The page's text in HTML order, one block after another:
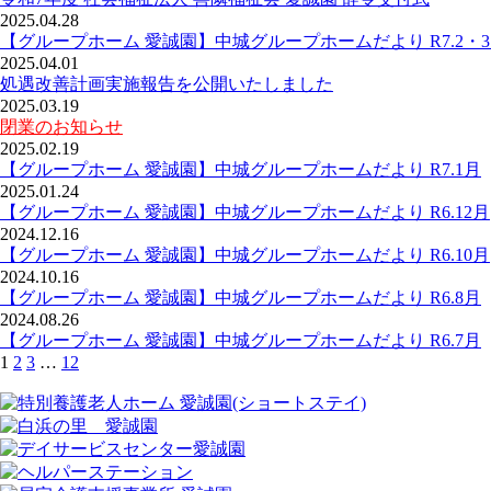
2025.04.28
【グループホーム 愛誠園】中城グループホームだより R7.2・
2025.04.01
処遇改善計画実施報告を公開いたしました
2025.03.19
閉業のお知らせ
2025.02.19
【グループホーム 愛誠園】中城グループホームだより R7.1月
2025.01.24
【グループホーム 愛誠園】中城グループホームだより R6.12月
2024.12.16
【グループホーム 愛誠園】中城グループホームだより R6.10月
2024.10.16
【グループホーム 愛誠園】中城グループホームだより R6.8月
2024.08.26
【グループホーム 愛誠園】中城グループホームだより R6.7月
1 2 3 … 12